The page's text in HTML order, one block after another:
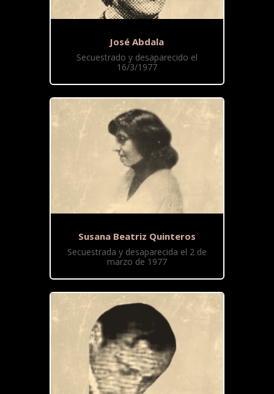
José Abdala
Secuestrado y desaparecido el
16/3/1977
Susana Beatriz Quinteros
Secuestrada y desaparecida el 2 de
marzo de 1977